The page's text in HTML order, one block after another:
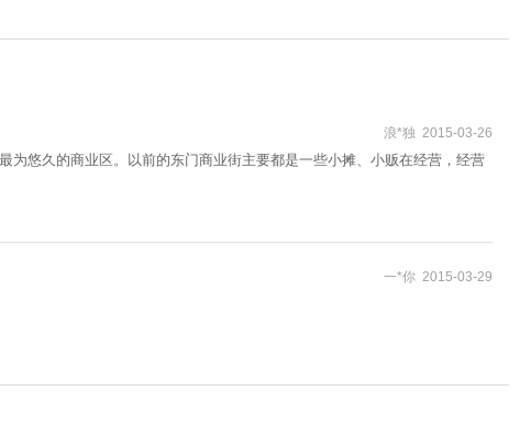
浪*独 2015-03-26
悠久的商业区。以前的东门商业街主要都是一些小摊、小贩在经营，经营
一*你 2015-03-29